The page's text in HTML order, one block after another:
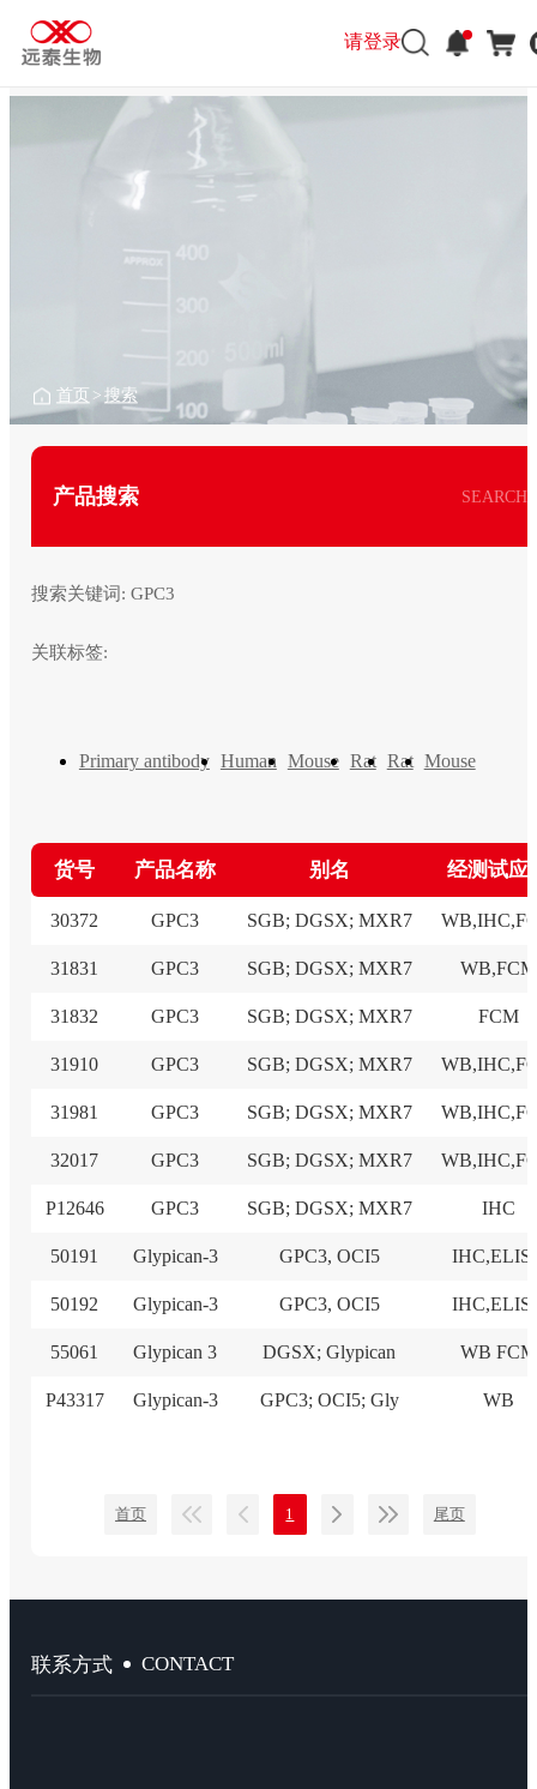
请登录
产品搜索 SEARCH
首页 > 搜索
搜索关键词: GPC3
关联标签:
Primary antibody Human Mouse Rat Rat Mouse
货号 产品名称 别名 经测试应
30372 GPC3 SGB; DGSX; MXR7
31831 GPC3 SGB; DGSX; MXR7 WB,FCM
31832 GPC3 SGB; DGSX; MXR7 FCM
31910 GPC3 SGB; DGSX; MXR7
31981 GPC3 SGB; DGSX; MXR7
32017 GPC3 SGB; DGSX; MXR7
P12646 GPC3 SGB; DGSX; MXR7 IHC
50191 Glypican-3 GPC3, OCI5
50192 Glypican-3 GPC3, OCI5
55061 Glypican 3 DGSX; Glypican WB FCM
P43317 Glypican-3 GPC3; OCI5; Gly WB
首页 1 尾页
联系方式 CONTACT